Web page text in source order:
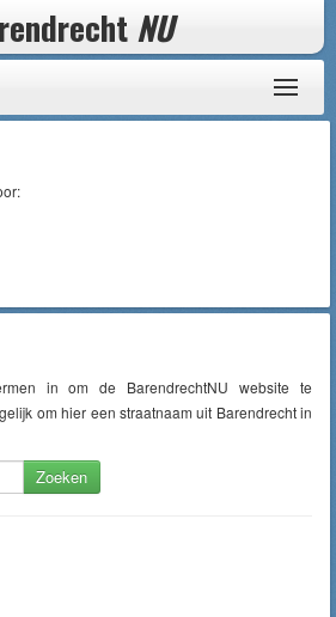
NU
in om de BarendrechtNU website te
om hier een straatnaam uit Barendrecht in
Zoeken